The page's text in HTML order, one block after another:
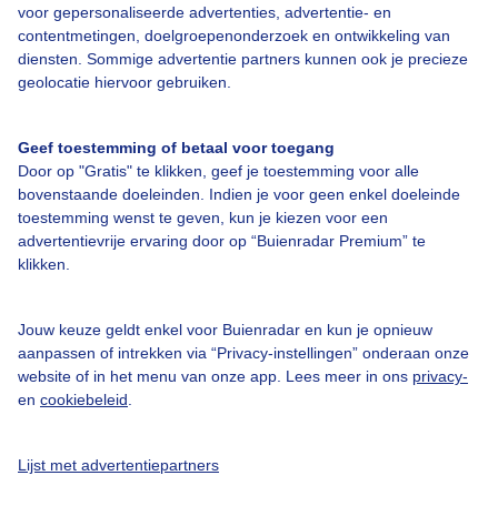
voor gepersonaliseerde advertenties, advertentie- en
contentmetingen, doelgroepenonderzoek en ontwikkeling van
diensten. Sommige advertentie partners kunnen ook je precieze
geolocatie hiervoor gebruiken.
Geef toestemming of betaal voor toegang
Door op "Gratis" te klikken, geef je toestemming voor alle
bovenstaande doeleinden. Indien je voor geen enkel doeleinde
toestemming wenst te geven, kun je kiezen voor een
advertentievrije ervaring door op “Buienradar Premium” te
klikken.
Jouw keuze geldt enkel voor Buienradar en kun je opnieuw
aanpassen of intrekken via “Privacy-instellingen” onderaan onze
website of in het menu van onze app. Lees meer in ons privacy-
en cookiebeleid
Lijst met advertentiepartners
Over Buienradar
Veelgestelde vragen
Contact
Toegankelijkheid
Buienradar Team
Privacy beleid
Privacy instellingen